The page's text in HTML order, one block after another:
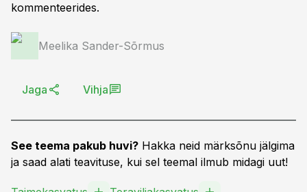
kommenteerides.
Meelika Sander-Sõrmus
Jaga Vihja
See teema pakub huvi? Hakka neid märksõnu jälgima
ja saad alati teavituse, kui sel teemal ilmub midagi uut!